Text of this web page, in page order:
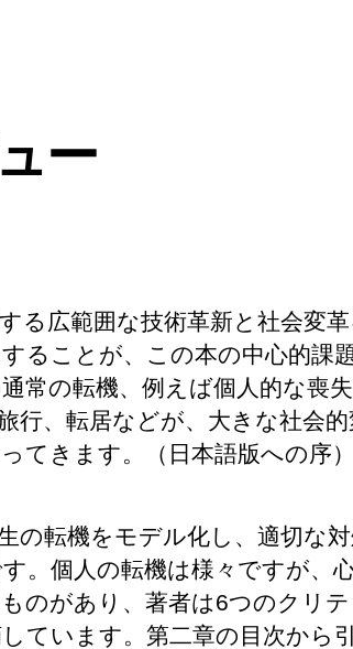
ー
る広範囲な技術革新と社会変
ることが、この本の中心的課
常の転機、例えば個人的な喪
行、転居などが、大きな社会
てきます。（日本語版への序
の転機をモデル化し、適切な
。個人の転機は様々ですが、
のがあり、著者は6つのクリ
ています。第二章の目次から